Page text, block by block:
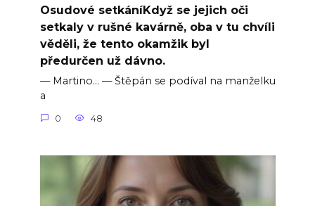
Osudové setkáníKdyž se jejich oči
setkaly v rušné kavárně, oba v tu chvíli
věděli, že tento okamžik byl
předurčen už dávno.
— Martino… — Štěpán se podíval na manželku
a
0 48